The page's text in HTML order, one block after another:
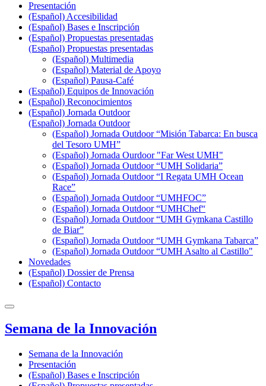
Presentación
(Español) Accesibilidad
(Español) Bases e Inscripción
(Español) Propuestas presentadas
(Español) Propuestas presentadas
(Español) Multimedia
(Español) Material de Apoyo
(Español) Pausa-Café
(Español) Equipos de Innovación
(Español) Reconocimientos
(Español) Jornada Outdoor
(Español) Jornada Outdoor
(Español) Jornada Outdoor “Misión Tabarca: En busca
del Tesoro UMH”
(Español) Jornada Ourdoor "Far West UMH"
(Español) Jornada Outdoor “UMH Solidaria”
(Español) Jornada Outdoor “I Regata UMH Ocean
Race”
(Español) Jornada Outdoor “UMHFOC”
(Español) Jornada Outdoor “UMHChef“
(Español) Jornada Outdoor “UMH Gymkana Castillo
de Biar”
(Español) Jornada Outdoor “UMH Gymkana Tabarca”
(Español) Jornada Outdoor “UMH Asalto al Castillo"
Novedades
(Español) Dossier de Prensa
(Español) Contacto
Semana de la Innovación
Semana de la Innovación
Presentación
(Español) Bases e Inscripción